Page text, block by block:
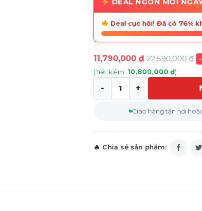
Deal cực hời! Đã có 76%
11,790,000 ₫ 22,590,000₫
(Tiết kiệm: 10,800,000 ₫)
Tủ lạnh Panasonic Inverter
Giao hàng tận nơi